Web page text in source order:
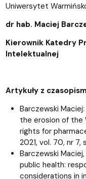
Uniwersytet
dr hab. Maciej
Kierownik Katedry
Intelektualnej
Artykuły z czasopism
Barczewski
the erosion of
rights for
2021, vol. 70, nr 7,
Barczewski
public health:
considerations in